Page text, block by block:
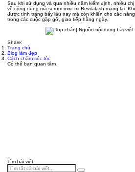
Sau khi sử dụng và qua nhiều năm kiểm định, nhiều
về công dụng mà serum mọc mi Revitalash mang lại.
được tình trạng bấy lâu nay mà còn khiến cho các
trong các cuộc gặp gỡ, giao tiếp hằng ngày.
Share:
Trang chủ
Blog làm đẹp
Cách chăm sóc tóc
Có thể bạn quan tâm
Tìm bài viết